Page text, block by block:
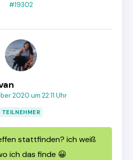
#19302
2020 um 22:11 Uhr
TEILNEHMER
stattfinden? ich weiß
ich das finde 😀